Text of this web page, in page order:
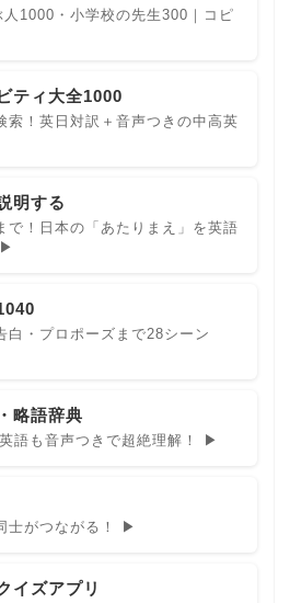
1000・小学校の先生300｜コピ
ティ大全1000
索！英日対訳＋音声つきの中高英
明する
で！日本の「あたりまえ」を英語
白・プロポーズまで28シーン
略語辞典
語も音声つきで超絶理解！ ▶
士がつながる！ ▶
イズアプリ